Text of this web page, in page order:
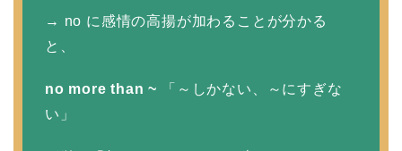
→ no に感情の高揚が加わることが分かる
と、
no more than ~ 「～しかない、～にすぎな
い」